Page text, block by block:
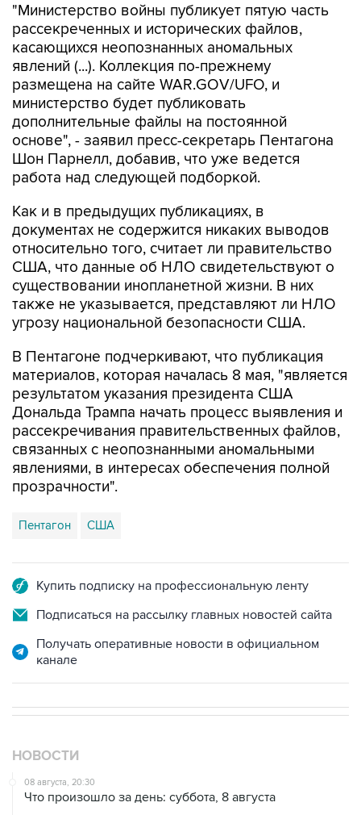
касающихся неопознанных аномальных
явлений (...). Коллекция по-прежнему
размещена на сайте WAR.GOV/UFO, и
министерство будет публиковать
дополнительные файлы на постоянной
основе", - заявил пресс-секретарь Пентагона
Шон Парнелл, добавив, что уже ведется
работа над следующей подборкой.
Как и в предыдущих публикациях, в
относительно того, считает ли правительство
США, что данные об НЛО свидетельствуют о
существовании инопланетной жизни. В них
также не указывается, представляют ли НЛО
угрозу национальной безопасности США.
В Пентагоне подчеркивают, что публикация
результатом указания президента США
Дональда Трампа начать процесс выявления и
рассекречивания правительственных файлов,
связанных с неопознанными аномальными
явлениями, в интересах обеспечения полной
прозрачности".
Пентагон США
Подписаться на рассылку главных новостей сайта
Получать оперативные новости в официальном
08 августа, 20:30
Что произошло за день: суббота, 8 августа
08 августа, 17:05